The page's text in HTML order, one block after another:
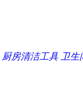
厨房清洁工具 卫